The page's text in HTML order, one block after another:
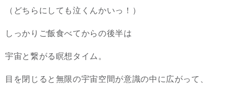
（どちらにしても泣くんかいっ！）
しっかりご飯食べてからの後半は
宇宙と繋がる瞑想タイム。
目を閉じると無限の宇宙空間が意識の中に広がって、